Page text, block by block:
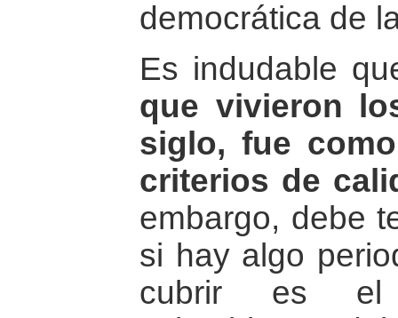
democrática de
Es indudable
que vivieron
siglo, fue
criterios de
embargo, debe
si hay algo
cubrir es el